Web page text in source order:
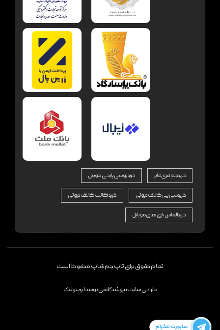
خرید جم فری فایر خرید یوسی پابجی موبایل
خرید سی پی کالاف دیوتی خرید اکانت کالاف دیوتی
خرید الماس بازی های موبایل
تمام حقوق برای تاپ جم شاپ محفوظ است
طراحی سایت فروشگاهیتوسطوبنوتک